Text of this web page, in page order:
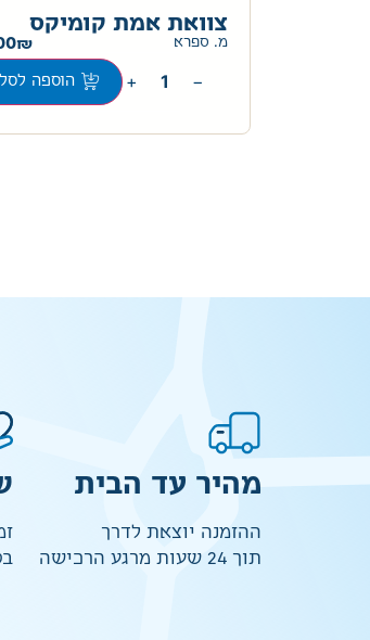
צוואת אמת קומיקס
מ. ספרא
−
+ הוספה לסל
מהיר עד הבית
ההזמנה יוצאת לדרך
תוך 24 שעות מרגע הרכישה